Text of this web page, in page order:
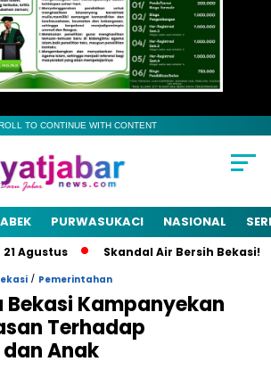
TO CONTINUE WITH CONTENT
PURWASUKACI NASIONAL
Skandal Air Bersih Bekasi! 3
/ Pemerintahan
Bekasi Kampanyekan
Terhadap
Anak